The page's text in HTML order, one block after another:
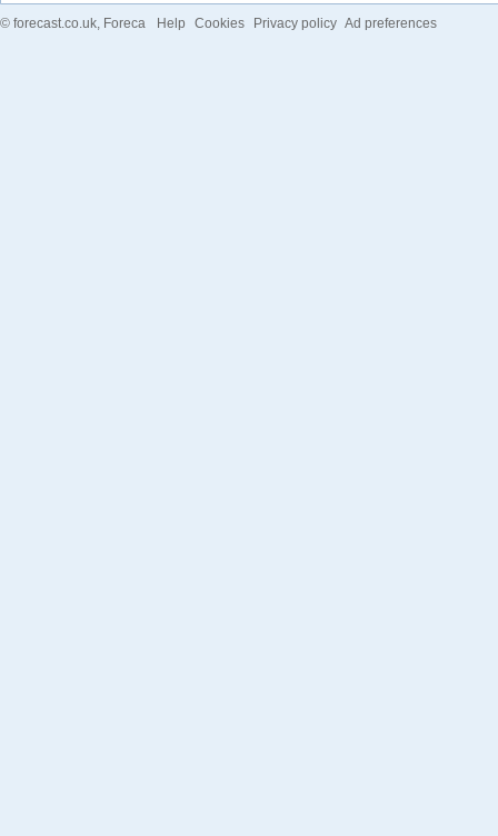
© forecast.co.uk , Foreca Help Cookies Privacy policy Ad preferences